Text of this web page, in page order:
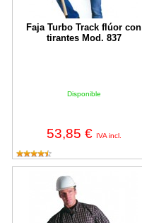
Faja Turbo Track flúor con
tirantes Mod. 837
Disponible
53,85 € IVA incl.
Faja Turbo Basic